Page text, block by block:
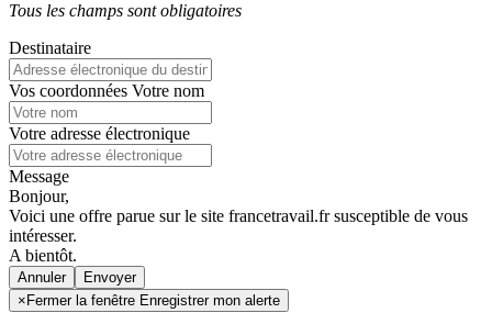
Tous les champs sont obligatoires
Destinataire
Vos coordonnées Votre nom
Votre adresse électronique
Message
Bonjour,
Voici une offre parue sur le site francetravail.fr susceptible de vous
intéresser.
A bientôt.
Annuler
× Fermer la fenêtre Enregistrer mon alerte